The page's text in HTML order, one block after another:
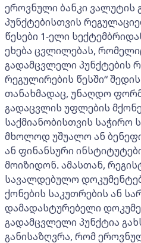
ეროვნული ბანკი ვალუტის
პუნქტებისთვის
წესები 1-ელი
ეხება ცვლილებას,
გადამცვლელი პუნქტების
რეგულირების წესში“
თანახმადაც, უნაღდო
გადაცვლის უფლების
საქმიანობისთვის საჭირო
მხოლოდ უშუალო ან
ან ფინანსური
მოიზიდონ. ამასთან,
სავალდებულო
ქონების საკუთრების ან
დამადასტურებელი
გადამცვლელი პუნქტია
განისაზღვრა, რომ